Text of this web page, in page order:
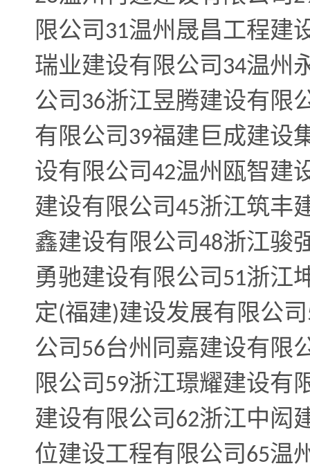
限公司 31温州晟昌工程建
瑞业建设有限公司 34温州
公司 36浙江昱腾建设有限
有限公司 39福建巨成建设
设有限公司42温州瓯智建
建设有限公司45浙江筑丰
鑫建设有限公司48浙江骏
勇驰建设有限公司 51浙江
定(福建)建设发展有限公司
公司 56台州同嘉建设有限
限公司 59浙江璟耀建设有
建设有限公司 62浙江中闳
位建设工程有限公司 65温